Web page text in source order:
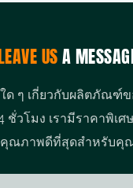
USA
ๆ เกี่ยวกับผลิตภัณฑ์ข
ชั่วโมง เรามีราคาพิเ
คุณภาพดีที่สุดสำหรับคุ